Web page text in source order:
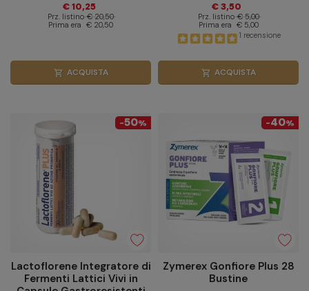
€ 10,25
Prz. listino € 20,50
Prima era € 20,50
shopping_cart ACQUISTA
€ 3,50
Prz. listino € 5,00
Prima era € 5,00
1 recensione
shopping_cart ACQUISTA
-50%
Lactoflorene Integratore di
Fermenti Lattici Vivi in
-40%
Zymerex Gonfiore Plus 28
Bustine